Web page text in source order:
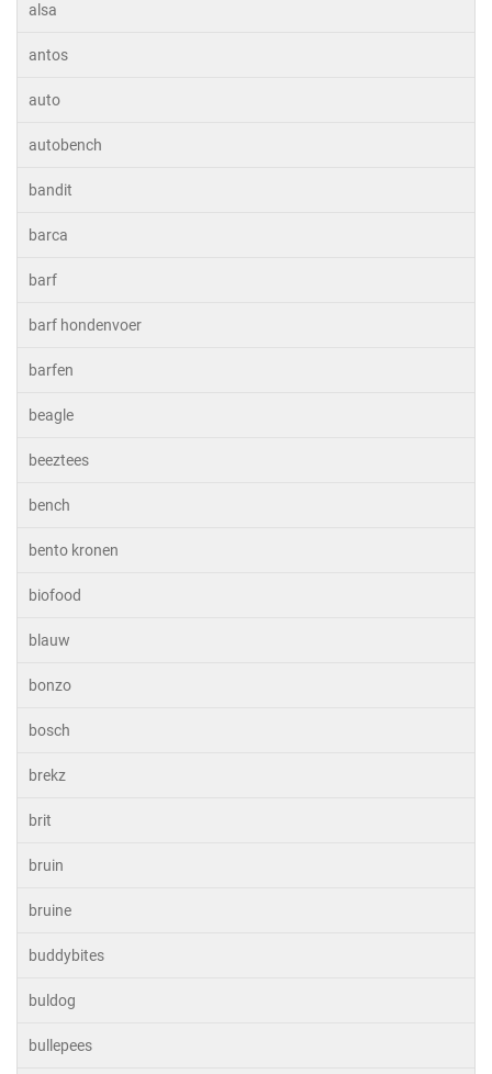
alsa
antos
auto
autobench
bandit
barca
barf
barf hondenvoer
barfen
beagle
beeztees
bench
bento kronen
biofood
blauw
bonzo
bosch
brekz
brit
bruin
bruine
buddybites
buldog
bullepees